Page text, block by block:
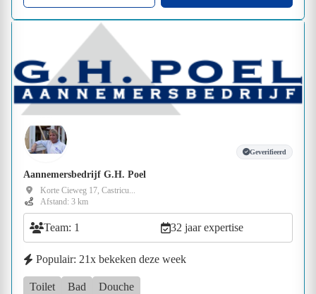
Geverifieerd
Aannemersbedrijf G.H. Poel
Korte Cieweg 17, Castricu...
Afstand: 3 km
Team: 1 32 jaar expertise
Populair: 21x bekeken deze week
Toilet Bad Douche